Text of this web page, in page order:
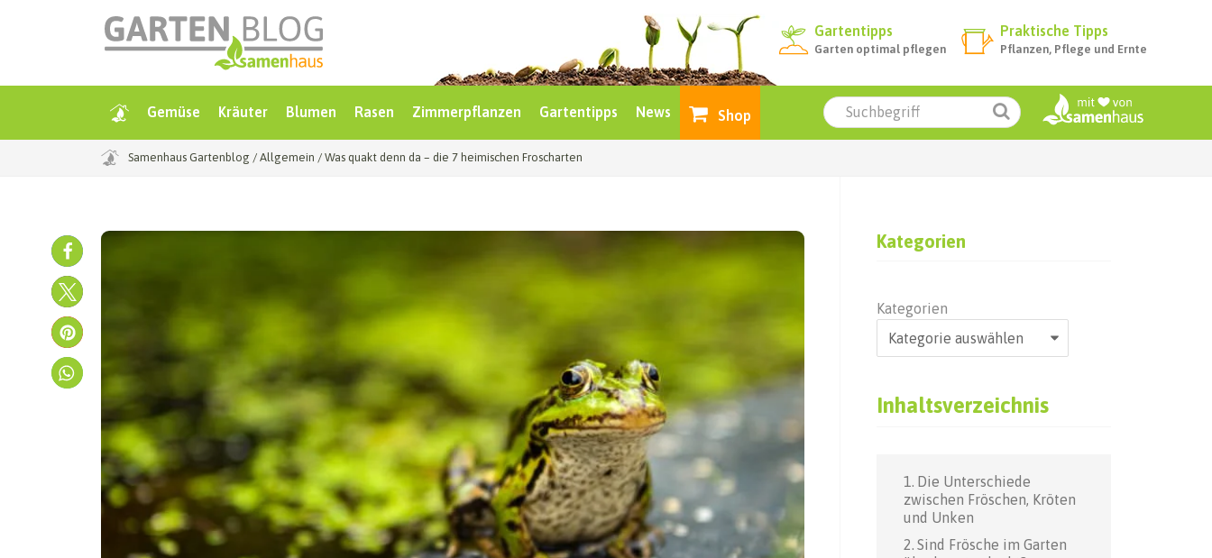
Gartentipps
Garten optimal pflegen
Praktische Tipps
Pflanzen, Pflege und Ernte
Gemüse Kräuter Blumen Rasen Zimmerpflanzen Gartentipps News Shop
Samenhaus Gartenblog / Allgemein / Was quakt denn da – die 7 heimischen Froscharten
Kategorien
Kategorien
Inhaltsverzeichnis
Die Unterschiede
zwischen Fröschen, Kröten
und Unken
Sind Frösche im Garten